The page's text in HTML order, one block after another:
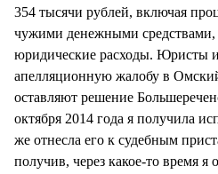
354 тысячи рублей, включая
чужими денежными
юридические расходы. Юристы
апелляционную жалобу в
оставляют решение
октября 2014 года я получила
же отнесла его к судебным
получив, через какое-то время я